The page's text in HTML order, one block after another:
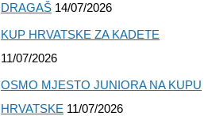
DRAGAŠ 14/07/2026
KUP HRVATSKE ZA KADETE
11/07/2026
OSMO MJESTO JUNIORA NA KUPU
HRVATSKE 11/07/2026